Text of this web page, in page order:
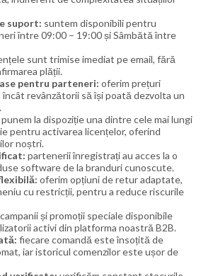
suport: suntem disponibili pentru
între 09:00 – 19:00 și Sâmbătă între
sunt trimise imediat pe email, fără
plății.
pentru parteneri: oferim prețuri
revânzătorii să își poată dezvolta un
punem la dispoziție una dintre cele mai lungi
pentru activarea licențelor, oferind
noștri.
partenerii înregistrați au acces la o
software de la branduri cunoscute.
oferim opțiuni de retur adaptate,
cu restricții, pentru a reduce riscurile
campanii și promoții speciale disponibile
activi din platforma noastră B2B.
fiecare comandă este însoțită de
iar istoricul comenzilor este ușor de